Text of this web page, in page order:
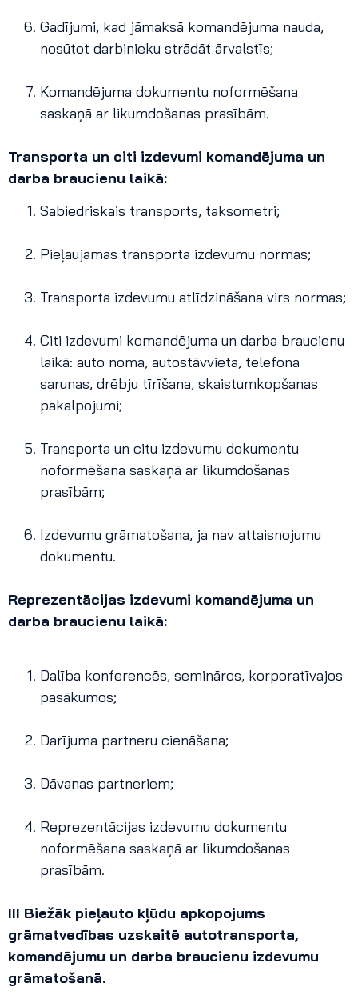
Gadījumi, kad jāmaksā komandējuma nauda,
nosūtot darbinieku strādāt ārvalstīs;
Komandējuma dokumentu noformēšana
saskaņā ar likumdošanas prasībām.
Transporta un citi izdevumi komandējuma un
darba braucienu laikā:
Sabiedriskais transports, taksometri;
Pieļaujamas transporta izdevumu normas;
Transporta izdevumu atlīdzināšana virs normas;
Citi izdevumi komandējuma un darba braucienu
laikā: auto noma, autostāvvieta, telefona
sarunas, drēbju tīrīšana, skaistumkopšanas
pakalpojumi;
Transporta un citu izdevumu dokumentu
noformēšana saskaņā ar likumdošanas
prasībām;
Izdevumu grāmatošana, ja nav attaisnojumu
dokumentu.
Reprezentācijas izdevumi komandējuma un
darba braucienu laikā:
Dalība konferencēs, semināros, korporatīvajos
pasākumos;
Darījuma partneru cienāšana;
Dāvanas partneriem;
Reprezentācijas izdevumu dokumentu
noformēšana saskaņā ar likumdošanas
prasībām.
III Biežāk pieļauto kļūdu apkopojums
grāmatvedības uzskaitē autotransporta,
komandējumu un darba braucienu izdevumu
grāmatošanā.